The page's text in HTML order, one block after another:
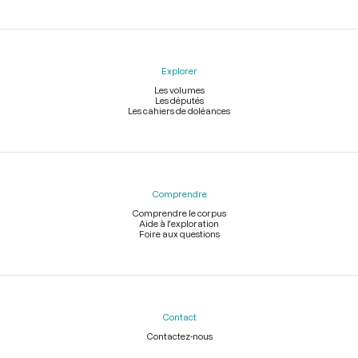
Explorer
Les volumes
Les députés
Les cahiers de doléances
Comprendre
Comprendre le corpus
Aide à l'exploration
Foire aux questions
Contact
Contactez-nous